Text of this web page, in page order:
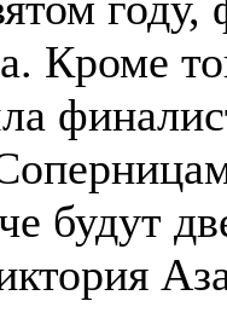
Кроме
будут